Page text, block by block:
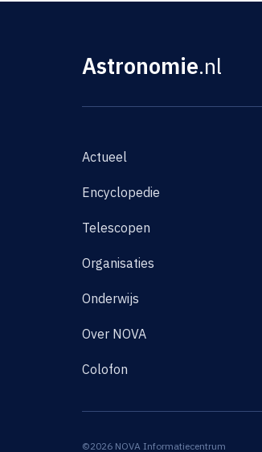
Astronomie.nl
Actueel
Encyclopedie
Telescopen
Organisaties
Onderwijs
Over NOVA
Colofon
©2026 NOVA Informatiecentrum